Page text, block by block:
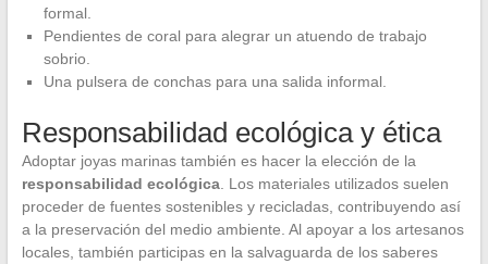
formal.
Pendientes de coral para alegrar un atuendo de trabajo
sobrio.
Una pulsera de conchas para una salida informal.
Responsabilidad ecológica y ética
Adoptar joyas marinas también es hacer la elección de la
responsabilidad ecológica. Los materiales utilizados suelen
proceder de fuentes sostenibles y recicladas, contribuyendo así
a la preservación del medio ambiente. Al apoyar a los artesanos
locales, también participas en la salvaguarda de los saberes